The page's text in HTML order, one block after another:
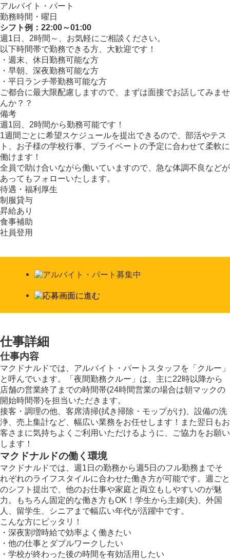
アルバイト・パート
勤務時間・曜日
シフト例：22:00～01:00
週1日、2時間～、お気軽にご相談ください。
以下時間帯で勤務できる方、大歓迎です！
・週末、休日勤務可能な方
・早朝、深夜勤務可能な方
・平日ランチ帯勤務可能な方
ご都合に最大限配慮しますので、まずは面接でお話してみませ
んか？？
備考
週1回、2時間から勤務可能です！
1週間ごとに希望スケジュールを提出できるので、部活やテス
ト、お子様の学校行事、プライベートの予定に合わせて柔軟に
働けます！
全員で助け合いながら働いていますので、急な体調不良などが
あってもフォローいたします。
待遇・福利厚生
制服貸与
昇給あり
食事補助
社員登用
仕事詳細
仕事内容
マクドナルドでは、アルバイト・パートスタッフを「クルー」
と呼んでいます。「夜間勤務クルー」は、主に22時以降から
店舗の営業終了までの時間帯(24時間営業の場合は朝マックの
開始時間帯)を担当いただきます。
接客・調理の他、客席清掃(拭き掃除・モップがけ)、設備の洗
浄、売上集計など、幅広い業務をお任せします！また翌日もお
客さまに気持ちよくご利用いただけるように、ご協力をお願い
します！
マクドナルドの働く環境
マクドナルドでは、週1日の勤務から週5日のフル勤務までそ
れぞれのライフスタイルに合わせた働き方が可能です。週ごと
のシフト提出で、他のお仕事や家庭と両立もしやすいのが魅
力。もちろん固定的な働き方もOK！学生から主婦(夫)、外国
人、留学生、シニアまで幅広い年代が活躍中です。
こんな方にピッタリ！
・深夜割増時給で効率よく働きたい
・他の仕事とダブルワークしたい
・学校が終わった後の時間を有効活用したい